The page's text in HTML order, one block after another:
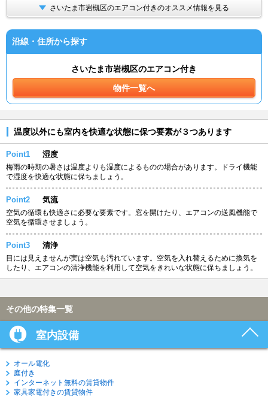
さいたま市岩槻区のエアコン付きのオススメ情報を見る
沿線・住所から探す
さいたま市岩槻区のエアコン付き
物件一覧へ
温度以外にも室内を快適な状態に保つ要素が３つあります
Point1 湿度
梅雨の時期の暑さは温度よりも湿度によるものの場合があります。ドライ機能
で湿度を快適な状態に保ちましょう。
Point2 気流
空気の循環も快適さに必要な要素です。窓を開けたり、エアコンの送風機能で
空気を循環させましょう。
Point3 清浄
目には見えませんが実は空気も汚れています。空気を入れ替えるために換気を
したり、エアコンの清浄機能を利用して空気をきれいな状態に保ちましょう。
その他の特集一覧
室内設備
オール電化
庭付き
インターネット無料の賃貸物件
家具家電付きの賃貸物件